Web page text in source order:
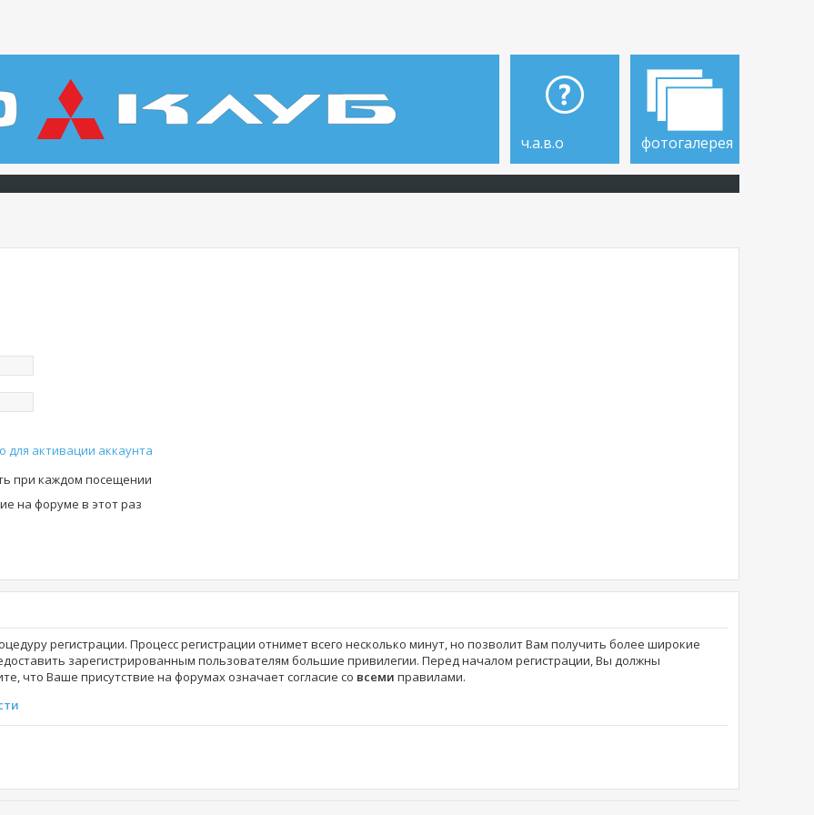
ч.а.в.о фотогалерея
для активации аккаунта
при каждом посещении
на форуме в этот раз
регистрации. Процесс регистрации отнимет всего несколько минут, но позволит Вам получить более широкие
зарегистрированным пользователям большие привилегии. Перед началом регистрации, Вы должны
что Ваше присутствие на форумах означает согласие со всеми правилами.